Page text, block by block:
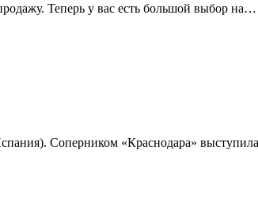
Теперь у вас есть большой выбор на…
Соперником «Краснодара»